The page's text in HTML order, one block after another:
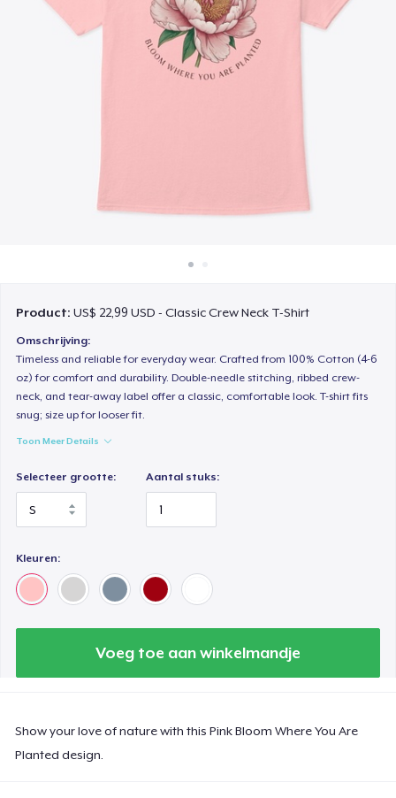
Verkoop overal
Verkoop alles
Product:US$ 22,99 USD - Classic Crew Neck T-Shirt
Omschrijving:
Timeless and reliable for everyday wear. Crafted from 100% Cotton (4-6
oz) for comfort and durability. Double-needle stitching, ribbed crew-
neck, and tear-away label offer a classic, comfortable look. T-shirt fits
snug; size up for looser fit.
Toon Meer Details
Selecteer grootte: Aantal stuks:
Kleuren:
Voeg toe aan winkelmandje
Show your love of nature with this Pink Bloom Where You Are
Planted design.